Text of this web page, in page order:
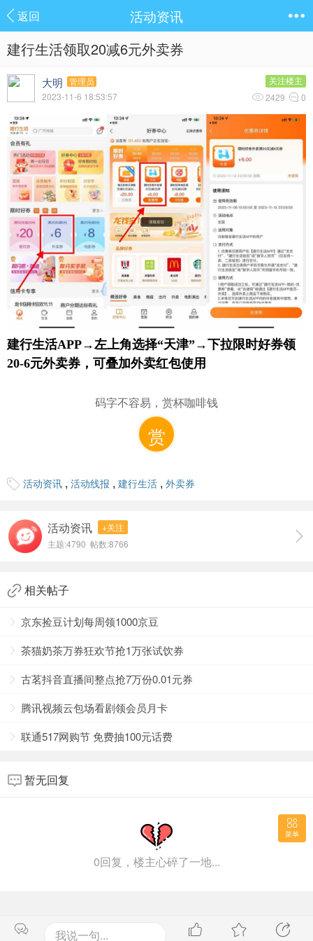
返回 活动资讯
建行生活领取20减6元外卖券
大明 管理员
2023-11-6 18:53:57
关注楼主
2429 0
建行生活APP→左上角选择“天津”→下拉限时好券领
20-6元外卖券，可叠加外卖红包使用
码字不容易，赏杯咖啡钱
赏
活动资讯 , 活动线报 , 建行生活 , 外卖券
活动资讯
+关注
主题:4790 帖数:8766
相关帖子
京东捡豆计划每周领1000京豆
茶猫奶茶万券狂欢节抢1万张试饮券
古茗抖音直播间整点抢7万份0.01元券
腾讯视频云包场看剧领会员月卡
联通517网购节 免费抽100元话费
暂无回复
0回复，楼主心碎了一地...
我说一句...
菜单